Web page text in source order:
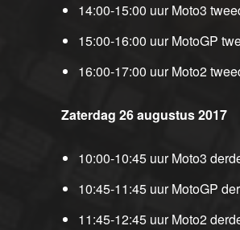
14:00-15:00 uur Moto3
15:00-16:00 uur MotoGP
16:00-17:00 uur Moto2
Zaterdag 26 augustus 2017
10:00-10:45 uur Moto3
10:45-11:45 uur MotoGP
11:45-12:45 uur Moto2